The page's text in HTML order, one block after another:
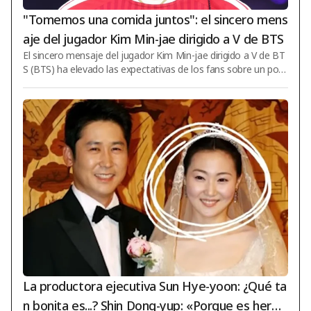
"Tomemos una comida juntos": el sincero mens
aje del jugador Kim Min-jae dirigido a V de BTS
El sincero mensaje del jugador Kim Min-jae dirigido a V de BT
S (BTS) ha elevado las expectativas de los fans sobre un posi
rn Múnich, reveló ser fan de V y expresó su deseo de compart
ir una comida con él. Este hecho se volvió a mencionar en el c
ontenido de YouTube de Kim Jong-kook, quien recordó que V
había aparecido en un escenario de concierto vistiendo la equ
ipación del Bayern Múnich. Kim Jong-kook publicó en su canal
de YouTube 'GYM J
La productora ejecutiva Sun Hye-yoon: ¿Qué ta
n bonita es...? Shin Dong-yup: «Porque es herm